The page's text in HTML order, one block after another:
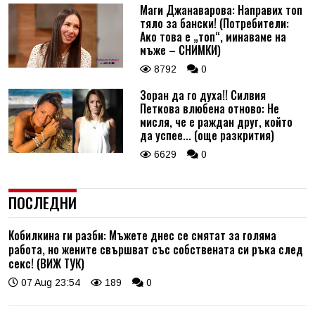
Маги Джанаварова: Направих топ
тяло за бански! (Потребители:
Ако това е „топ“, минаваме на
мъже – СНИМКИ)
8792 0
Зоран да го духа!! Силвия
Петкова влюбена отново: Не
мисля, че е раждан друг, който
да успее... (още разкрития)
6629 0
ПОСЛЕДНИ
Кобилкина ги разби: Мъжете днес се смятат за голяма
работа, но жените свършват със собствената си ръка след
секс! (ВИЖ ТУК)
07 Aug 23:54 189 0